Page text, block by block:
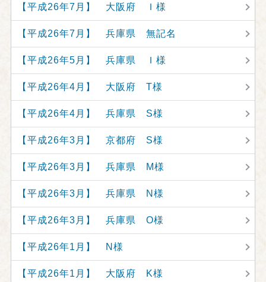
【平成26年7月】 大阪府 Ｉ様
【平成26年7月】 兵庫県 無記名
【平成26年5月】 兵庫県 Ｉ様
【平成26年4月】 大阪府 T様
【平成26年4月】 兵庫県 S様
【平成26年3月】 京都府 S様
【平成26年3月】 兵庫県 M様
【平成26年3月】 兵庫県 N様
【平成26年3月】 兵庫県 O様
【平成26年1月】 N様
【平成26年1月】 大阪府 K様